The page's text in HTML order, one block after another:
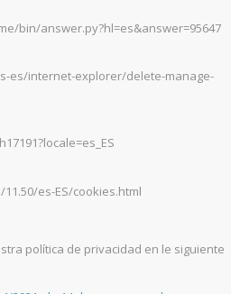
bin/answer.py?hl=es&answer=95647
es/internet-explorer/delete-manage-
es-ES/cookies.html
política de privacidad en le siguiente